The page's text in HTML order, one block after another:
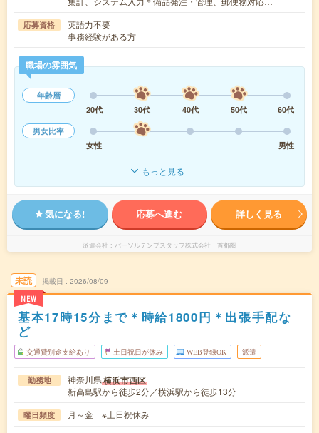
応募資格
英語力不要
事務経験がある方
職場の雰囲気
年齢層
20代
30代 40代 50代
60代
男女比率
女性
男性
もっと見る
気になる! 応募へ進む 詳しく見る
派遣会社 パーソルテンプスタッフ株式会社 首都圏
未読
NEW
掲載日 2026/08/09
基本17時15分まで＊時給1800円＊出張手配な
ど
交通費別途支給あり 土日祝日が休み WEB登録OK 派遣
勤務地 神奈川県横浜市西区
新高島駅から徒歩2分／横浜駅から徒歩13分
曜日頻度 月～金 ※土日祝休み